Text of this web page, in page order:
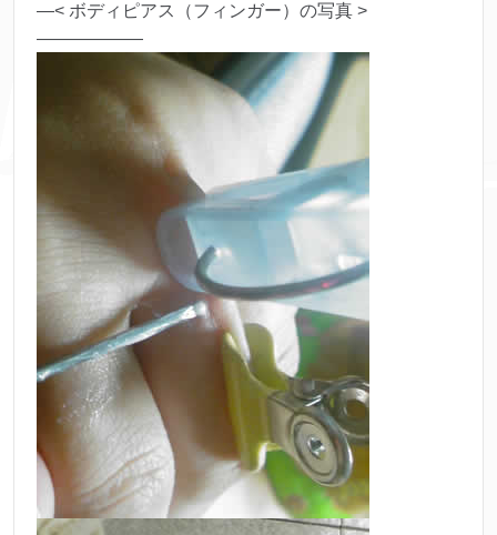
—< ボディピアス（フィンガー）の写真 >
——————